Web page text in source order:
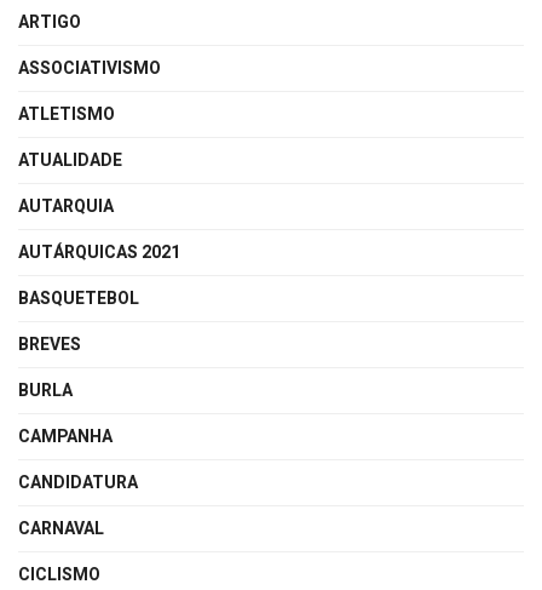
ARTIGO
ASSOCIATIVISMO
ATLETISMO
ATUALIDADE
AUTARQUIA
AUTÁRQUICAS 2021
BASQUETEBOL
BREVES
BURLA
CAMPANHA
CANDIDATURA
CARNAVAL
CICLISMO